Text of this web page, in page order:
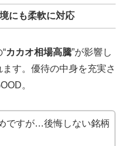
にも柔軟に対応
カカオ相場高騰”が影響し
す。優待の中身を充実さ
。
ですが…後悔しない銘柄